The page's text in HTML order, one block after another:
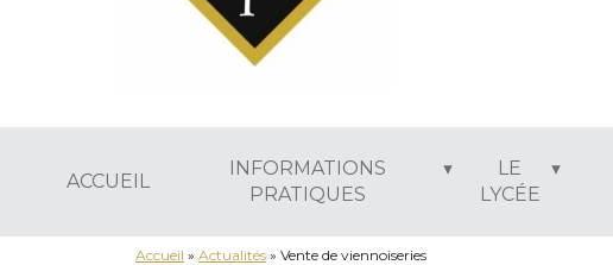
ACCUEIL
INFORMATIONS
PRATIQUES
LE
LYCÉE
Accueil » Actualités » Vente de viennoiseries